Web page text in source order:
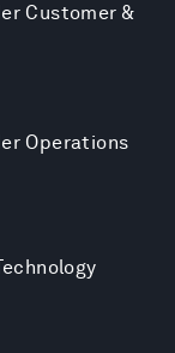
Customer &
Operations